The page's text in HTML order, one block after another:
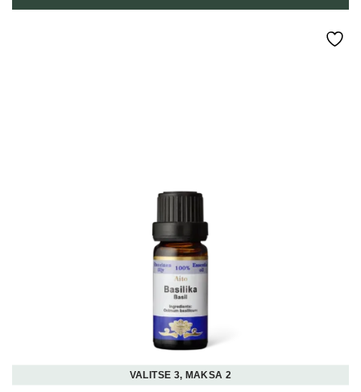
VALITSE 3, MAKSA 2